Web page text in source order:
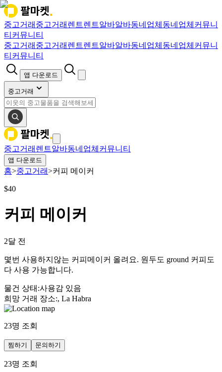
중고거래 중고거래 렌트렌트알바알바동네업체 동네업체 커뮤니
티 커뮤니티
중고거래 중고거래 렌트렌트알바알바동네업체 동네업체 커뮤니
티 커뮤니티
앱 다운로드
중고거래
중고거래 렌트알바동네업체 커뮤니티
앱 다운로드
홈>중고거래>커피 메이커
$40
커피 메이커
2달 전
몇번 사용하지않는 커피메이커 올려요. 원두도 ground 커피도
다 사용 가능합니다.
물건 상태 :사용감 있음
희망 거래 장소:, La Habra
23명 조회
찜하기 문의하기
23명 조회